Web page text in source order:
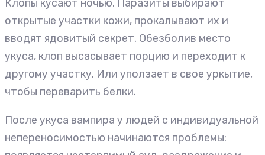
Клопы кусают ночью. Паразиты выбирают
открытые участки кожи, прокалывают их и
вводят ядовитый секрет. Обезболив место
укуса, клоп высасывает порцию и переходит к
другому участку. Или уползает в свое уркытие,
чтобы переварить белки.
После укуса вампира у людей с индивидуальной
непереносимостью начинаются проблемы: